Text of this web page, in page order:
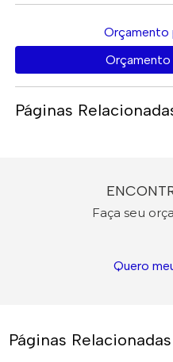
Orçamento
Orçamento
Páginas
Faça seu
Quero
Páginas Relacionadas